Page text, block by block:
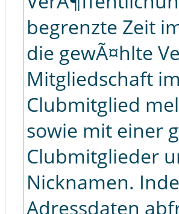
begrenzte Zeit
die gewÃ¤hlte
Mitgliedschaft
Clubmitglied
sowie mit einer
Clubmitglieder
Nicknamen.
Adressdaten